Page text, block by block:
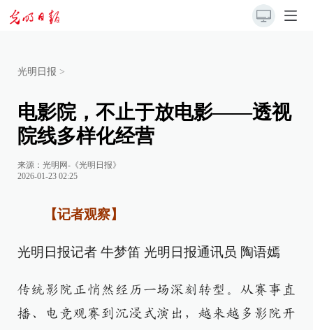
光明日报 >
电影院，不止于放电影——透视
院线多样化经营
来源： 光明网-《光明日报》
2026-01-23 02:25
【记者观察】
光明日报记者 牛梦笛 光明日报通讯员 陶语嫣
传统影院正悄然经历一场深刻转型。从赛事直
播、电竞观赛到沉浸式演出，越来越多影院开